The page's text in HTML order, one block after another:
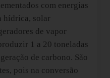
com energias
hídrica, solar
de vapor
1 a 20 toneladas
de carbono. São
pois na conversão